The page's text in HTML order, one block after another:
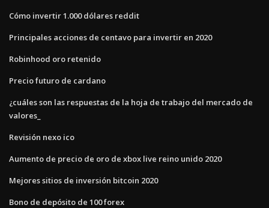
Cómo invertir 1.000 dólares reddit
Principales acciones de centavo para invertir en 2020
Robinhood oro retenido
Precio futuro de cardano
¿cuáles son las respuestas de la hoja de trabajo del mercado de
valores_
Revisión nexo ico
Aumento de precio de oro de xbox live reino unido 2020
Mejores sitios de inversión bitcoin 2020
Bono de depósito de 100 forex